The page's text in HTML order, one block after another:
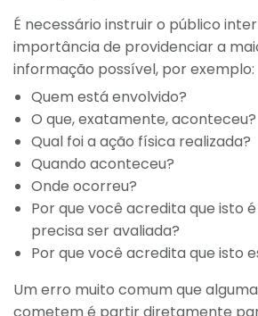
É necessário instruir o público
importância de providenciar a
informação possível, por exemplo:
Quem está envolvido?
O que, exatamente, aconteceu?
Qual foi a ação física realizada?
Quando aconteceu?
Onde ocorreu?
Por que você acredita que isto
precisa ser avaliada?
Por que você acredita que isto
Um erro muito comum que